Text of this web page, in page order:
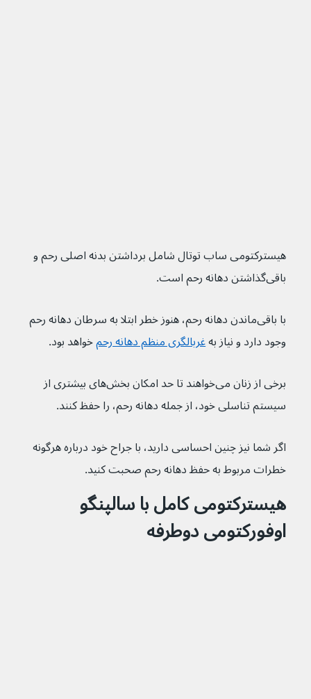
هیسترکتومی ساب توتال شامل برداشتن بدنه اصلی رحم و
باقی‌گذاشتن دهانه رحم است.
با باقی‌ماندن دهانه رحم، هنوز خطر ابتلا به سرطان دهانه رحم
وجود دارد و نیاز به غربالگری منظم دهانه رحم خواهد بود.
برخی از زنان می‌خواهند تا حد امکان بخش‌های بیشتری از
سیستم تناسلی خود، از جمله دهانه رحم، را حفظ کنند.
اگر شما نیز چنین احساسی دارید، با جراح خود درباره هرگونه
خطرات مربوط به حفظ دهانه رحم صحبت کنید.
هیسترکتومی کامل با سالپنگو
اوفورکتومی دوطرفه